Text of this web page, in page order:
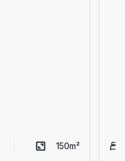
150m²